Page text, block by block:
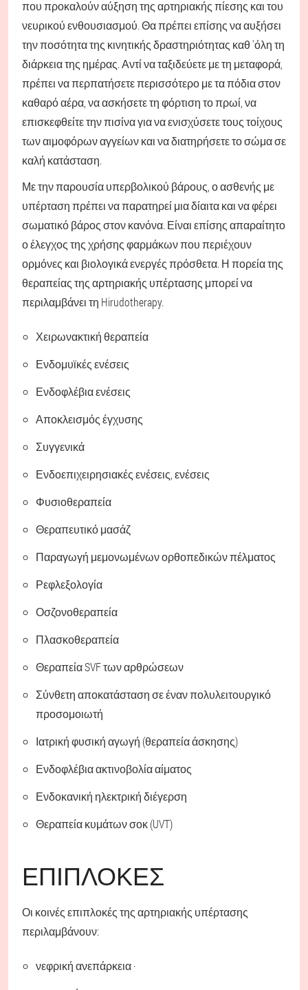
που προκαλούν αύξηση της αρτηριακής πίεσης και του
νευρικού ενθουσιασμού. Θα πρέπει επίσης να αυξήσει
την ποσότητα της κινητικής δραστηριότητας καθ 'όλη τη
διάρκεια της ημέρας. Αντί να ταξιδεύετε με τη μεταφορά,
πρέπει να περπατήσετε περισσότερο με τα πόδια στον
καθαρό αέρα, να ασκήσετε τη φόρτιση το πρωί, να
επισκεφθείτε την πισίνα για να ενισχύσετε τους τοίχους
των αιμοφόρων αγγείων και να διατηρήσετε το σώμα σε
καλή κατάσταση.
Με την παρουσία υπερβολικού βάρους, ο ασθενής με
υπέρταση πρέπει να παρατηρεί μια δίαιτα και να φέρει
σωματικό βάρος στον κανόνα. Είναι επίσης απαραίτητο
ο έλεγχος της χρήσης φαρμάκων που περιέχουν
ορμόνες και βιολογικά ενεργές πρόσθετα. Η πορεία της
θεραπείας της αρτηριακής υπέρτασης μπορεί να
περιλαμβάνει τη Hirudotherapy.
Χειρωνακτική θεραπεία
Ενδομυϊκές ενέσεις
Ενδοφλέβια ενέσεις
Αποκλεισμός έγχυσης
Συγγενικά
Ενδοεπιχειρησιακές ενέσεις, ενέσεις
Φυσιοθεραπεία
Θεραπευτικό μασάζ
Παραγωγή μεμονωμένων ορθοπεδικών πέλματος
Ρεφλεξολογία
Οσζονοθεραπεία
Πλασκοθεραπεία
Θεραπεία SVF των αρθρώσεων
Σύνθετη αποκατάσταση σε έναν πολυλειτουργικό
προσομοιωτή
Ιατρική φυσική αγωγή (θεραπεία άσκησης)
Ενδοφλέβια ακτινοβολία αίματος
Ενδοκανική ηλεκτρική διέγερση
Θεραπεία κυμάτων σοκ (UVT)
ΕΠΙΠΛΟΚΈΣ
Οι κοινές επιπλοκές της αρτηριακής υπέρτασης
περιλαμβάνουν:
νεφρική ανεπάρκεια ·